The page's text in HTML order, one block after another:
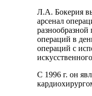
Л.А. Бокерия
арсенал
разнообразной
операций в
операций с
С 1996 г. он